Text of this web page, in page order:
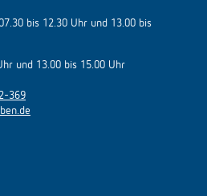
bis 12.30 Uhr und 13.00 bis
und 13.00 bis 15.00 Uhr
369